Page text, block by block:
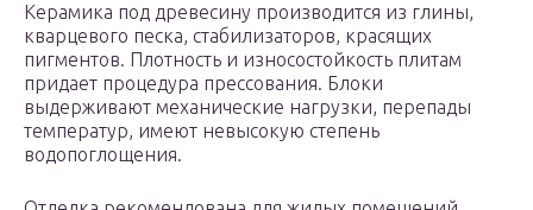
Керамика под древесину производится из глины,
кварцевого песка, стабилизаторов, красящих
пигментов. Плотность и износостойкость плитам
придает процедура прессования. Блоки
выдерживают механические нагрузки, перепады
температур, имеют невысокую степень
водопоглощения.